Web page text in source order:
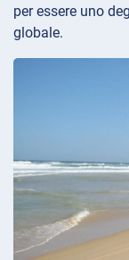
per essere uno
globale.